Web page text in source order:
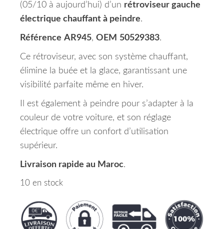
(05/10 à aujourd’hui) d’un rétroviseur gauche
électrique chauffant à peindre.
Référence AR945, OEM 50529383.
Ce rétroviseur, avec son système chauffant,
élimine la buée et la glace, garantissant une
visibilité parfaite même en hiver.
Il est également à peindre pour s’adapter à la
couleur de votre voiture, et son réglage
électrique offre un confort d’utilisation
supérieur.
Livraison rapide au Maroc.
10 en stock